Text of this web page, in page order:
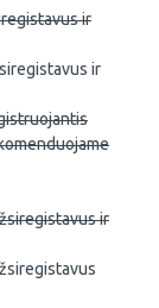
ir
ir
ir